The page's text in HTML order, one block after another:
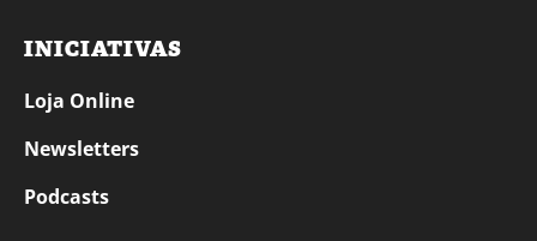
INICIATIVAS
Loja Online
Newsletters
Podcasts